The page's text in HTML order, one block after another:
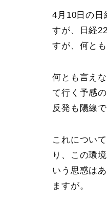
4月10日の日
すが、
日経
すが、何と
何とも言え
て行く予感
反発も陽線
これについて
り、この環
いう思惑は
ますが。